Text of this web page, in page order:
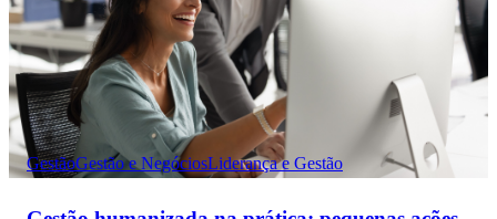
GestãoGestão e NegóciosLiderança e Gestão